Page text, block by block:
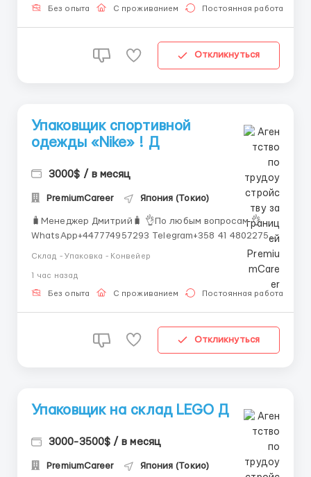
7836 697670 Вакансия: Комплектовщик заказов на
Без опыта С проживанием Постоянная работа
Откликнуться
Упаковщик спортивной
одежды «Nike» ! Д
3000$ / в месяц
PremiumCareer Япония (Токио)
🧳Менеджер Дмитрий🧳 👌По любым вопросам 👌
WhatsApp+447774957293 Telegram+358 41 4802275
спортивные вещи, вдохновляющие людей по всему
миру? Присоединяйтесь к невероятному
Склад - Упаковка - Конвейер
1 час назад
Без опыта С проживанием Постоянная работа
Откликнуться
Упаковщик на склад LEGO Д
3000-3500$ / в месяц
PremiumCareer Япония (Токио)